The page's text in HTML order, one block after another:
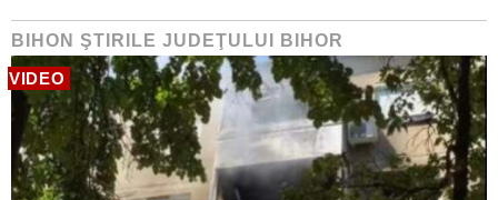
BIHON ŞTIRILE JUDEŢULUI BIHOR
VIDEO